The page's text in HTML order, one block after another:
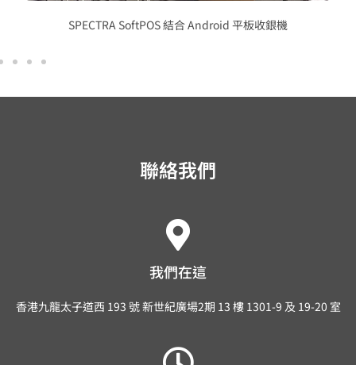
SPECTRA SoftPOS 結合 Android 平板收銀機
聯絡我們
我們在這
香港九龍太子道西 193 號 新世紀廣場2期 13 樓 1301-9 及 19-20 室